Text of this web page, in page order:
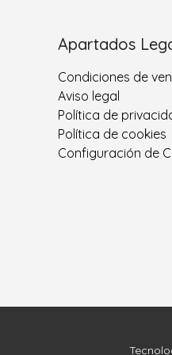
Apartados
Condiciones de
Aviso legal
Política de
Política de cookies
Configuración de